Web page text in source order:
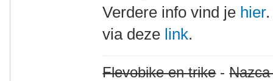
Verdere info vind je hier
via deze link.
Flevobike en trike-